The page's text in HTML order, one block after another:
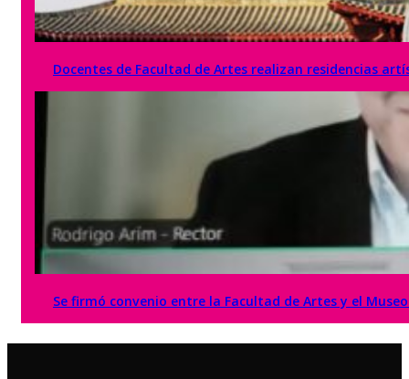
Docentes de Facultad de Artes realizan residencias
Se firmó convenio entre la Facultad de Artes y el